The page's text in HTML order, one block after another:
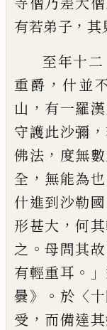
有若弟子 ， 其
至年十二
重爵 ， 什並
山 ， 有一羅
守護此沙彌 ，
佛法 ， 度無
全 ， 無能為也
什進到沙勒國
形甚大 ，何
之 。母問其故
有輕重耳 。」
曇》。 於 〈
受 ， 而備達其